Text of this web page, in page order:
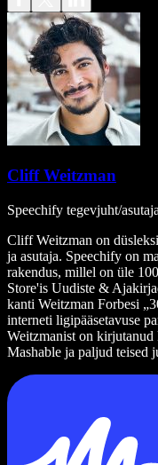
Cliff Weitzman
Speechify tegevjuht/asutaja
Cliff Weitzman on
ja asutaja. Speechify on
rakendus, millel on üle
Store'is Uudiste &
kanti Weitzman Forbesi
interneti ligipääsetavuse
Weitzmanist on
Mashable ja paljud teised